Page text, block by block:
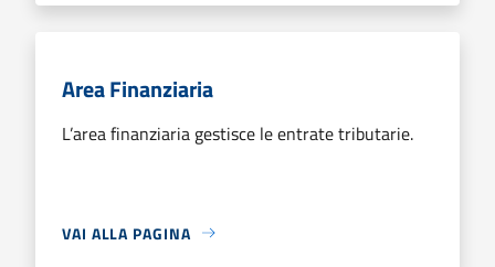
Area Finanziaria
L’area finanziaria gestisce le entrate tributarie.
VAI ALLA PAGINA